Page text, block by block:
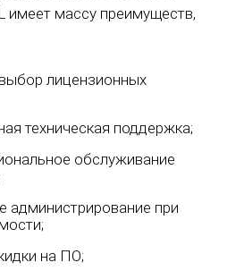
имеет массу преимуществ,
лицензионных
техническая поддержка;
обслуживание
администрирование при
на ПО;